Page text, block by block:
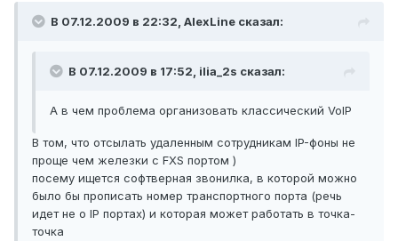
В 07.12.2009 в 22:32, AlexLine сказал:
В 07.12.2009 в 17:52, ilia_2s сказал:
А в чем проблема организовать классический VoIP
В том, что отсылать удаленным сотрудникам IP-фоны не
проще чем железки с FXS портом )
посему ищется софтверная звонилка, в которой можно
было бы прописать номер транспортного порта (речь
идет не о IP портах) и которая может работать в точка-
точка